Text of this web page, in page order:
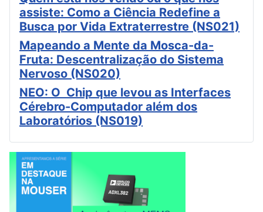
assiste: Como a Ciência Redefine a
Busca por Vida Extraterrestre (NS021)
Mapeando a Mente da Mosca-da-
Fruta: Descentralização do Sistema
Nervoso (NS020)
NEO: O Chip que levou as Interfaces
Cérebro-Computador além dos
Laboratórios (NS019)